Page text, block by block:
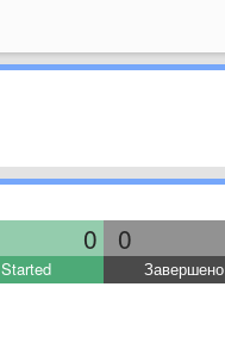
0 0
Started Завершено